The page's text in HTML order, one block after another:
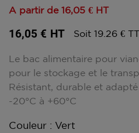
A partir de 16,05 € HT
16,05 € HT Soit 19.26 €
Le bac alimentaire pour
pour le stockage et le
Résistant, durable et
-20°C à +60°C
Couleur : Vert